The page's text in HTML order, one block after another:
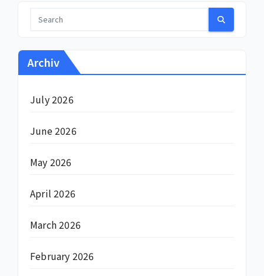
Archiv
July 2026
June 2026
May 2026
April 2026
March 2026
February 2026